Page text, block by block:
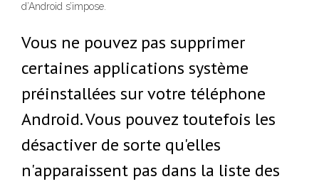
d’Android s’impose.
Vous ne pouvez pas supprimer
certaines applications système
préinstallées sur votre téléphone
Android. Vous pouvez toutefois les
désactiver de sorte qu'elles
n'apparaissent pas dans la liste des